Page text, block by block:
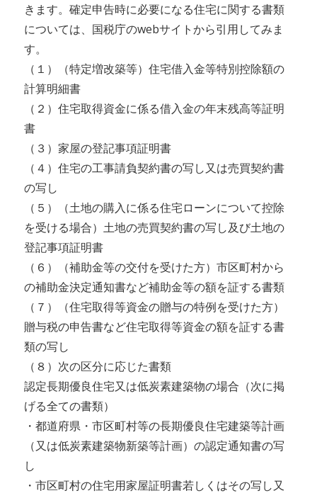
きます。確定申告時に必要になる住宅に関する書類
については、国税庁のwebサイトから引用してみま
す。
（１）（特定増改築等）住宅借入金等特別控除額の
計算明細書
（２）住宅取得資金に係る借入金の年末残高等証明
書
（３）家屋の登記事項証明書
（４）住宅の工事請負契約書の写し又は売買契約書
の写し
（５）（土地の購入に係る住宅ローンについて控除
を受ける場合）土地の売買契約書の写し及び土地の
登記事項証明書
（６）（補助金等の交付を受けた方）市区町村から
の補助金決定通知書など補助金等の額を証する書類
（７）（住宅取得等資金の贈与の特例を受けた方）
贈与税の申告書など住宅取得等資金の額を証する書
類の写し
（８）次の区分に応じた書類
認定長期優良住宅又は低炭素建築物の場合（次に掲
げる全ての書類）
・都道府県・市区町村等の長期優良住宅建築等計画
（又は低炭素建築物新築等計画）の認定通知書の写
し
・市区町村の住宅用家屋証明書若しくはその写し又